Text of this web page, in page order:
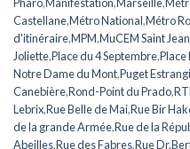
Castellane,Métro National,Métro
d'itinéraire,MPM,MuCEM Saint Jean
Joliette,Place du 4 Septembre,Place
Notre Dame du Mont,Puget
Canebière,Rond-Point du Prado,
Lebrix,Rue Belle de Mai,Rue Bir
de la grande Armée,Rue de la
Abeilles,Rue des Fabres,Rue